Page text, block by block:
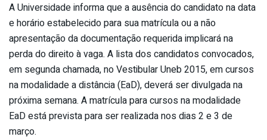
A Universidade informa que a ausência do candidato na data
e horário estabelecido para sua matrícula ou a não
apresentação da documentação requerida implicará na
perda do direito à vaga. A lista dos candidatos convocados,
em segunda chamada, no Vestibular Uneb 2015, em cursos
na modalidade a distância (EaD), deverá ser divulgada na
próxima semana. A matrícula para cursos na modalidade
EaD está prevista para ser realizada nos dias 2 e 3 de
março.